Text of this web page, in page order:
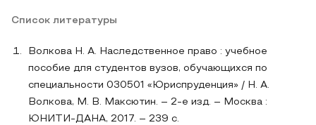
Список литературы
Волкова Н. А. Наследственное право : учебное
пособие для студентов вузов, обучающихся по
специальности 030501 «Юриспруденция» / Н. А.
Волкова, М. В. Максютин. – 2-е изд. – Москва :
ЮНИТИ-ДАНА, 2017. – 239 c.